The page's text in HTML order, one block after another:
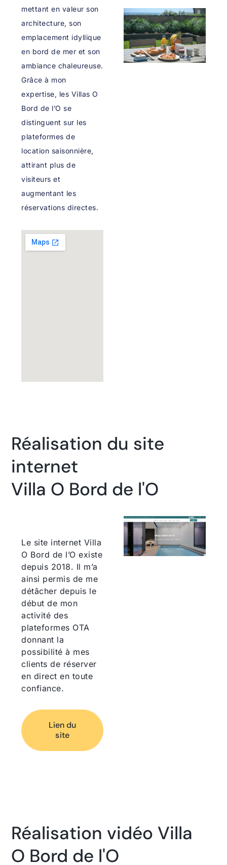
mettant en valeur son
architecture, son
emplacement idyllique
en bord de mer et son
ambiance chaleureuse.
Grâce à mon
expertise, les Villas O
Bord de l’O se
distinguent sur les
plateformes de
location saisonnière,
attirant plus de
visiteurs et
augmentant les
réservations directes.
Réalisation du site
internet
Villa O Bord de l'O
Le site internet Villa
O Bord de l’O existe
depuis 2018. Il m’a
ainsi permis de me
détâcher depuis le
début de mon
activité des
plateformes OTA
donnant la
possibilité à mes
clients de réserver
en direct en toute
confiance.
Lien du
site
Réalisation vidéo Villa
O Bord de l'O